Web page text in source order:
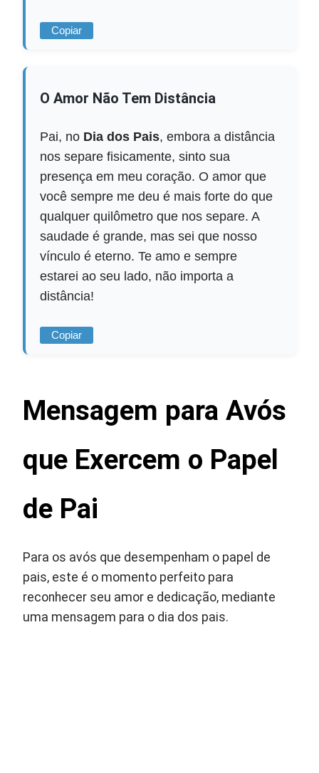
Copiar
O Amor Não Tem Distância
Pai, no Dia dos Pais, embora a distância
nos separe fisicamente, sinto sua
presença em meu coração. O amor que
você sempre me deu é mais forte do que
qualquer quilômetro que nos separe. A
saudade é grande, mas sei que nosso
vínculo é eterno. Te amo e sempre
estarei ao seu lado, não importa a
distância!
Copiar
Mensagem para Avós
que Exercem o Papel
de Pai
Para os avós que desempenham o papel de
pais, este é o momento perfeito para
reconhecer seu amor e dedicação, mediante
uma mensagem para o dia dos pais.